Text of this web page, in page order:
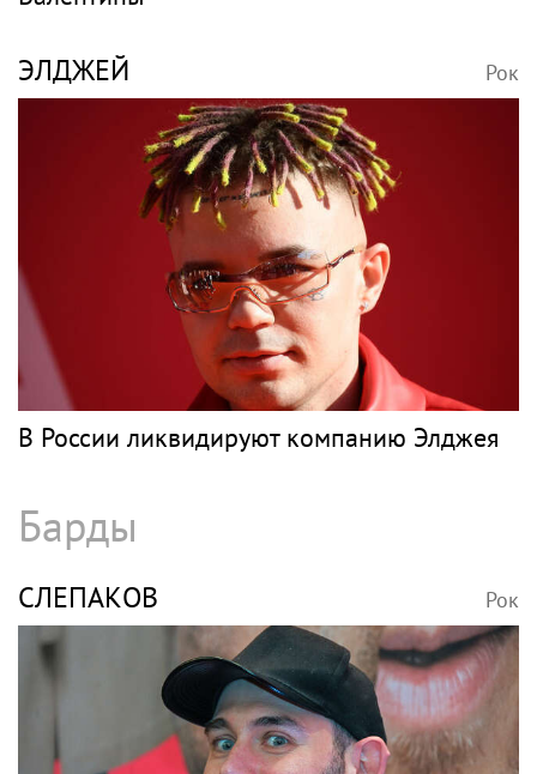
ЭЛДЖЕЙ Рок
В России ликвидируют компанию Элджея
Барды
СЛЕПАКОВ Рок